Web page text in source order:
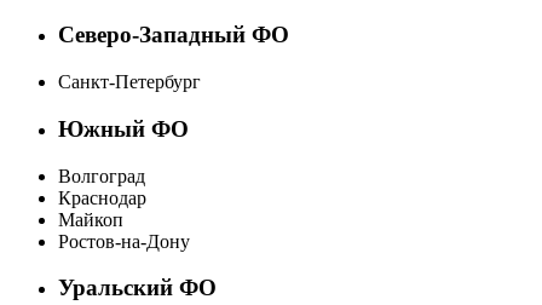
Северо-Западный ФО
Санкт-Петербург
Южный ФО
Волгоград
Краснодар
Майкоп
Ростов-на-Дону
Уральский ФО